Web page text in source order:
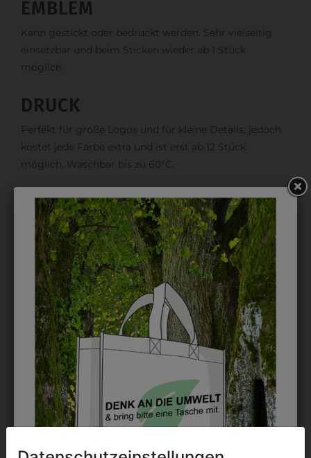
EMBLEM
Kann gestickt oder bedruckt werden. Sehr vielseitig
einsetzbar und beim Sticken wieder ab 1 Stück
möglich.
DRUCK
Perfekt für große Logos und für kleine Details, jedoch
kostet jede Farbe extra und ist erst ab 12 Stück
möglich. Waschbar bis zu 60°C.
DAS KÖNNTE IHNEN
AUCH GEFALLEN